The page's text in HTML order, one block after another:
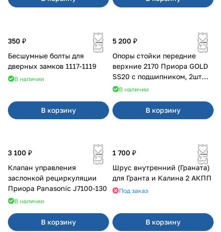
350 ₽
Бесшумные болты для
дверных замков 1117-1119
В наличии
В корзину
5 200 ₽
Опоры стойки передние
верхние 2170 Приора GOLD
SS20 с подшипником, 2шт
10116
В наличии
В корзину
3 100 ₽
Клапан управления
заслонкой рециркуляции
Приора Panasonic J7100-130
В наличии
В корзину
1 700 ₽
Шрус внутренний (Граната)
для Гранта и Калина 2 АКПП
Под заказ
В корзину